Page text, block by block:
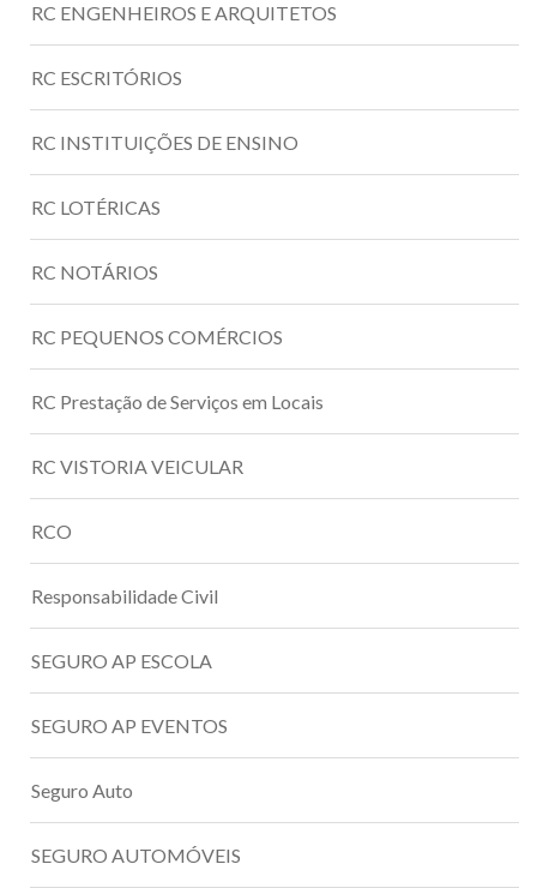
RC ENGENHEIROS E ARQUITETOS
RC ESCRITÓRIOS
RC INSTITUIÇÕES DE ENSINO
RC LOTÉRICAS
RC NOTÁRIOS
RC PEQUENOS COMÉRCIOS
RC Prestação de Serviços em Locais
RC VISTORIA VEICULAR
RCO
Responsabilidade Civil
SEGURO AP ESCOLA
SEGURO AP EVENTOS
Seguro Auto
SEGURO AUTOMÓVEIS